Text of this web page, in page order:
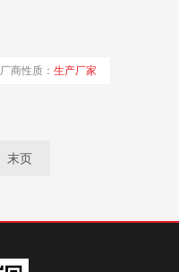
厂商性质：生产厂家
末页